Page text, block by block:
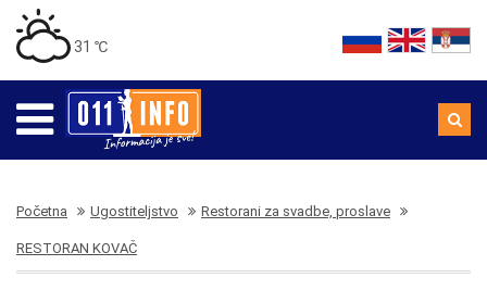
31 ℃
Početna Ugostiteljstvo Restorani za svadbe, proslave
RESTORAN KOVAČ